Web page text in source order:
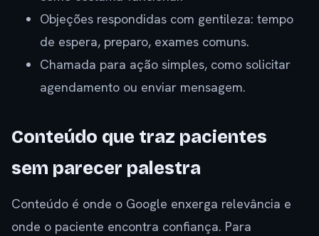
Objeções respondidas com gentileza: tempo
de espera, preparo, exames comuns.
Chamada para ação simples, como solicitar
agendamento ou enviar mensagem.
Conteúdo que traz pacientes
sem parecer palestra
Conteúdo é onde o Google enxerga relevância e
onde o paciente encontra confiança. Para